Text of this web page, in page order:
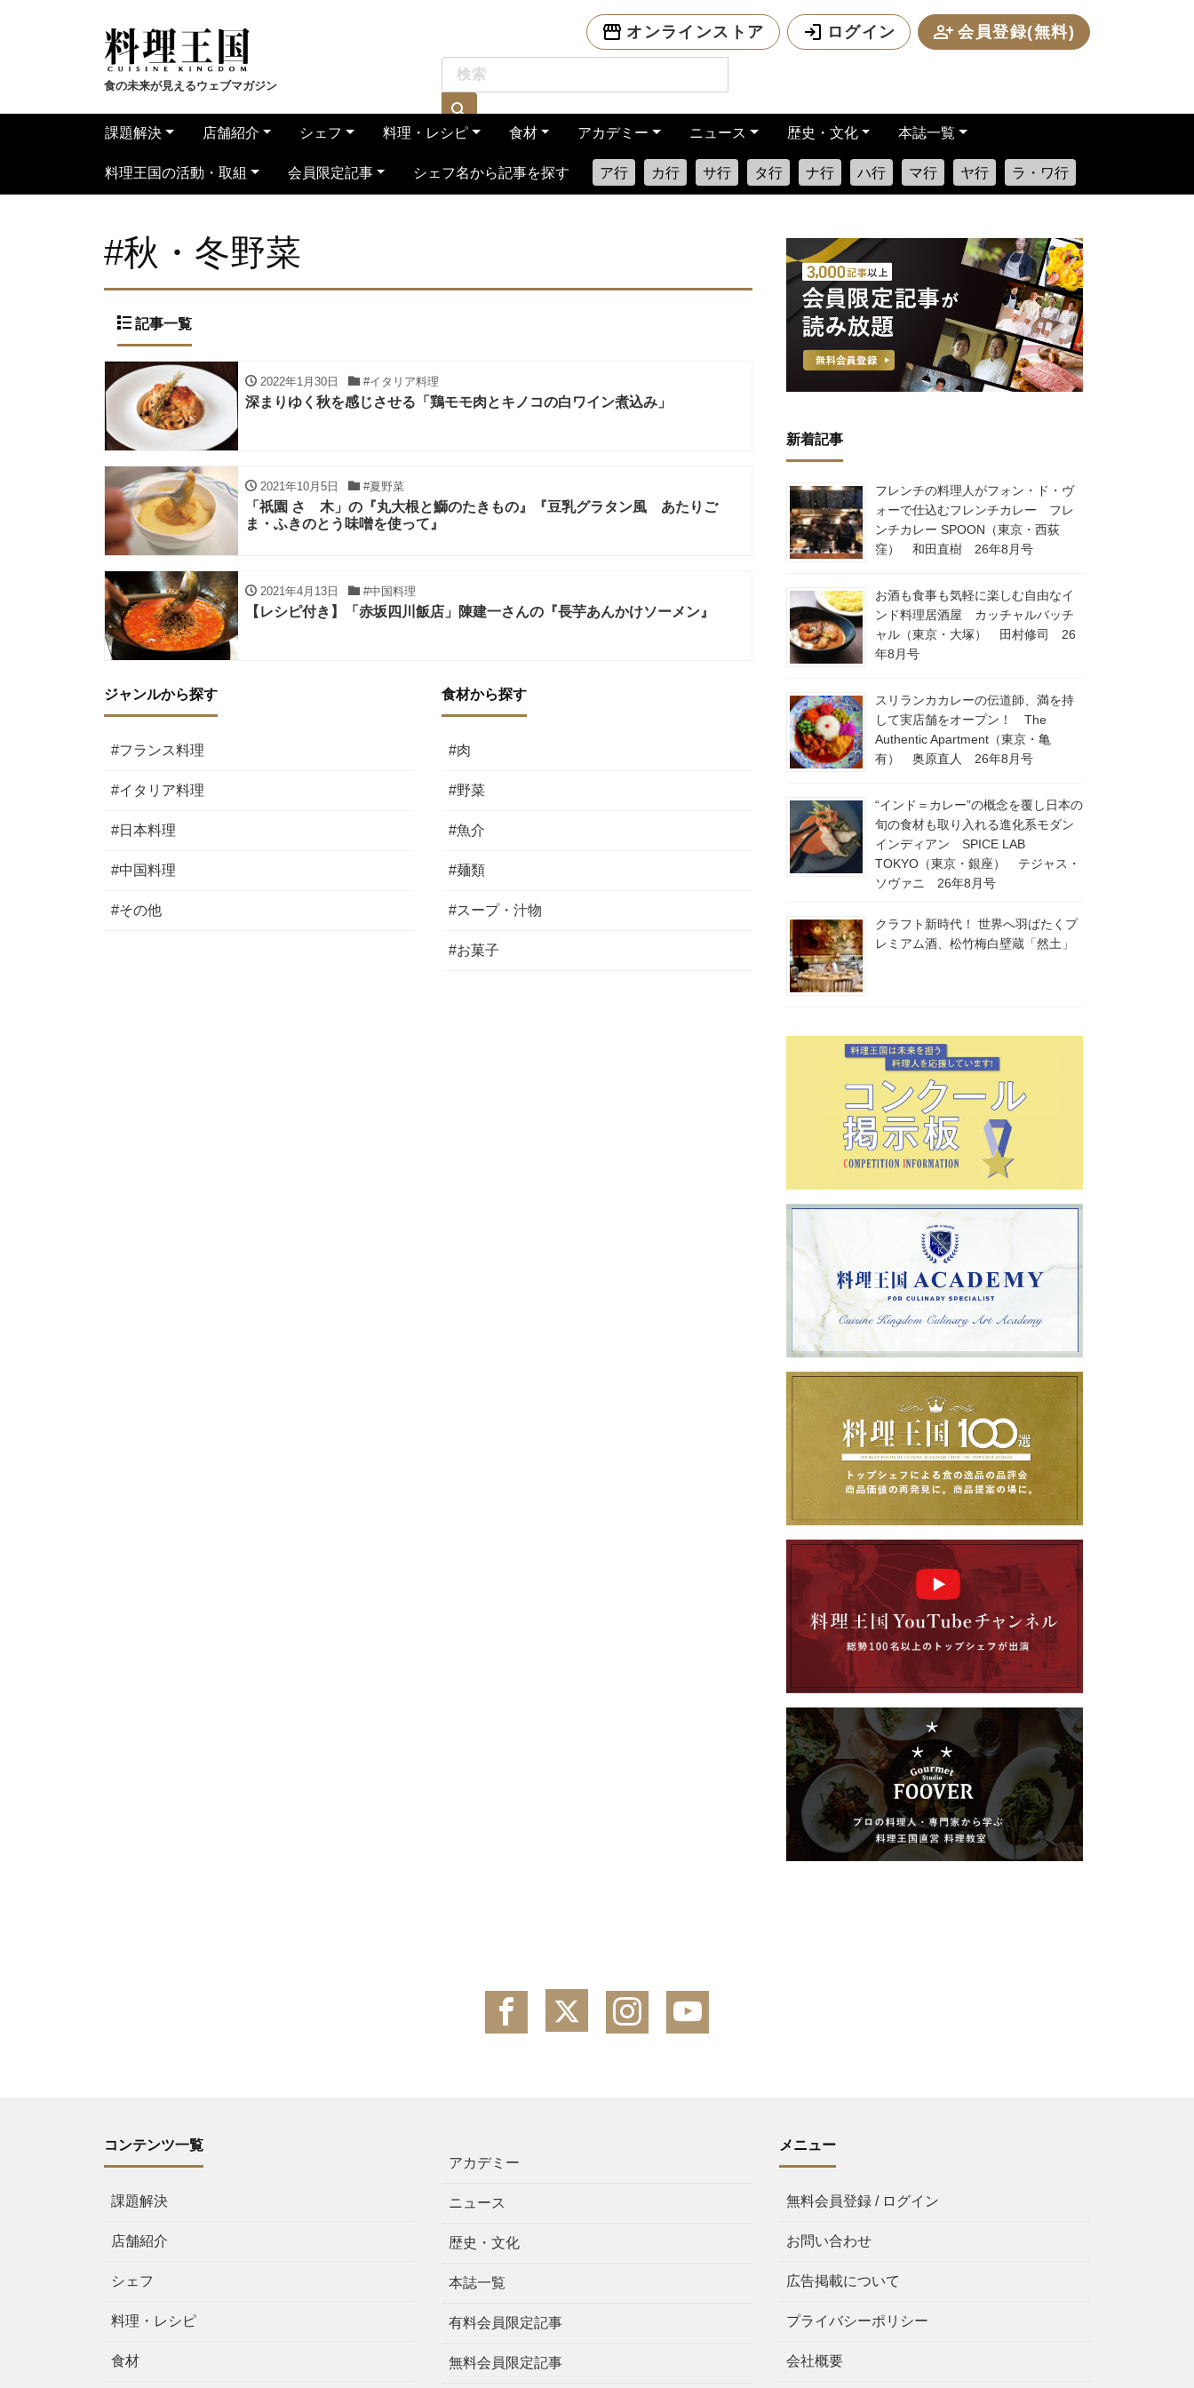
食の未来が見えるウェブマガジン
オンラインストア ログイン 会員登録(無料)
課題解決 店舗紹介 シェフ 料理・レシピ 食材 アカデミー ニュース 歴史・文化 本誌一覧
料理王国の活動・取組 会員限定記事 シェフ名から記事を探す ア行 カ行 サ行 タ行 ナ行 ハ行 マ行 ヤ行 ラ・ワ行
#秋・冬野菜
記事一覧
2022年1月30日 #イタリア料理
深まりゆく秋を感じさせる「鶏モモ肉とキノコの白ワイン煮込み」
2021年10月5日 #夏野菜
「祇園 さゝ木」の『丸大根と鰤のたきもの』『豆乳グラタン風 あたりご
ま・ふきのとう味噌を使って』
2021年4月13日 #中国料理
【レシピ付き】「赤坂四川飯店」陳建一さんの『長芋あんかけソーメン』
ジャンルから探す
#フランス料理
#イタリア料理
#日本料理
#中国料理
#その他
食材から探す
#肉
#野菜
#魚介
#麺類
#スープ・汁物
#お菓子
新着記事
フレンチの料理人がフォン・ド・ヴ
ォーで仕込むフレンチカレー フレ
ンチカレー SPOON（東京・西荻
窪） 和田直樹 26年8月号
お酒も食事も気軽に楽しむ自由なイ
ンド料理居酒屋 カッチャルバッチ
ャル（東京・大塚） 田村修司 26
年8月号
スリランカカレーの伝道師、満を持
して実店舗をオープン！ The
Authentic Apartment（東京・亀
有） 奥原直人 26年8月号
“インド＝カレー”の概念を覆し日本の
旬の食材も取り入れる進化系モダン
インディアン SPICE LAB
TOKYO（東京・銀座） テジャス・
ソヴァニ 26年8月号
クラフト新時代！ 世界へ羽ばたくプ
レミアム酒、松竹梅白壁蔵「然土」
コンテンツ一覧
課題解決
店舗紹介
シェフ
料理・レシピ
食材
アカデミー
ニュース
歴史・文化
本誌一覧
有料会員限定記事
無料会員限定記事
メニュー
無料会員登録 / ログイン
お問い合わせ
広告掲載について
プライバシーポリシー
会社概要